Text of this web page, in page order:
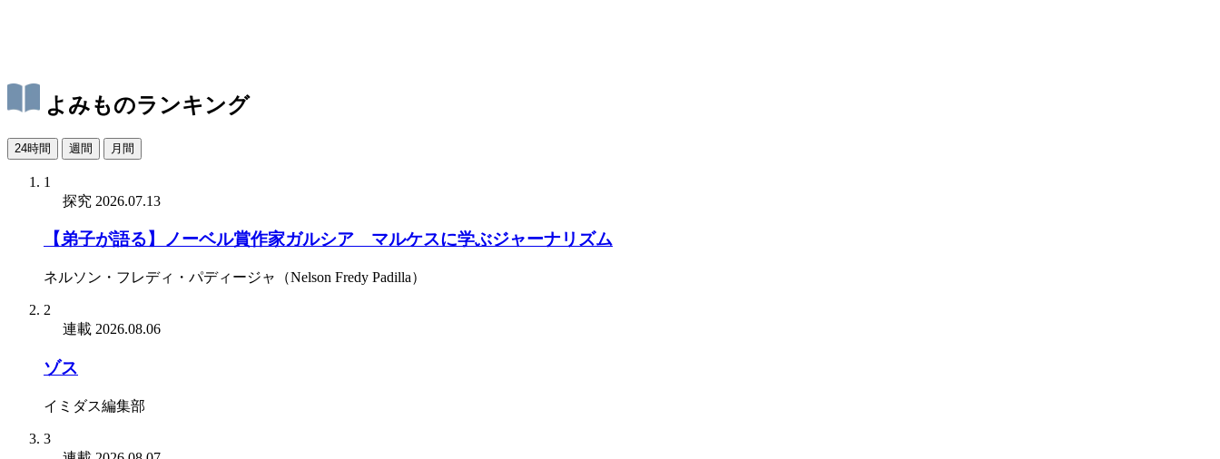
よみものランキング
24時間 週間 月間
1
探究 2026.07.13
【弟子が語る】ノーベル賞作家ガルシア゠マルケスに学ぶジャーナリズム
ネルソン・フレディ・パディージャ（Nelson Fredy Padilla）
2
連載 2026.08.06
ゾス
イミダス編集部
3